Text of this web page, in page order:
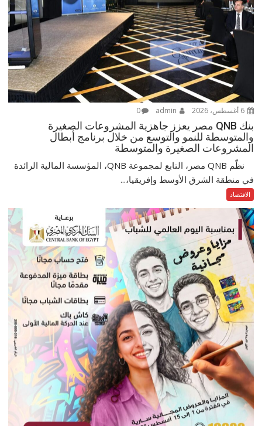
6 أغسطس، 2026 0
بنك QNB مصر يعزز جاهزية المشروعات الصغيرة
والمتوسطة للنمو والتوسع من خلال برنامج أبطال
المشروعات الصغيرة والمتوسطة
نظّم QNB مصر، التابع لمجموعة QNB، المؤسسة المالية الرائدة
في منطقة الشرق الأوسط وإفريقيا،...
الاقتصاد